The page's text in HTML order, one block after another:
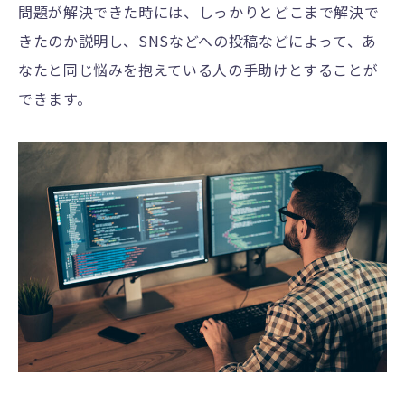
問題が解決できた時には、しっかりとどこまで解決で
きたのか説明し、SNSなどへの投稿などによって、あ
なたと同じ悩みを抱えている人の手助けとすることが
できます。